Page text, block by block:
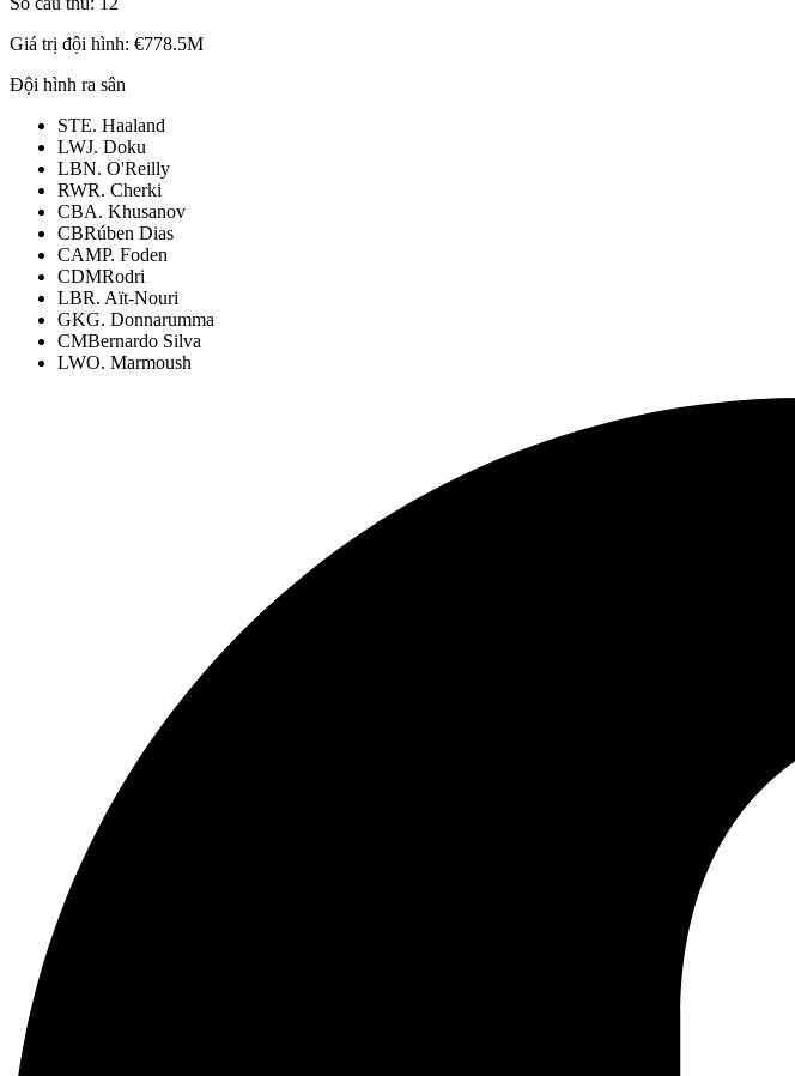
Giá trị đội hình: €778.5M
Đội hình ra sân
STE. Haaland
LWJ. Doku
LBN. O'Reilly
RWR. Cherki
CBA. Khusanov
CBRúben Dias
CAMP. Foden
CDMRodri
LBR. Aït-Nouri
GKG. Donnarumma
CMBernardo Silva
LWO. Marmoush